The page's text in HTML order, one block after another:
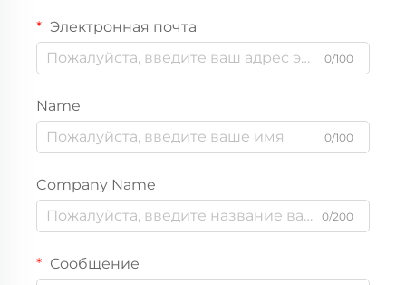
Электронная почта
0/100
Name
0/100
Company Name
0/200
Сообщение